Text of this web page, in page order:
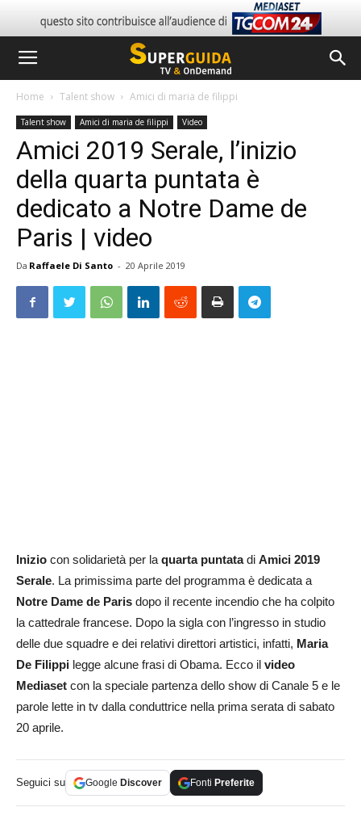
Home Talent show Amici di maria de filippi
Talent show Amici di maria de filippi Video
Amici 2019 Serale, l’inizio
della quarta puntata è
dedicato a Notre Dame de
Paris | video
Da Raffaele Di Santo - 20 Aprile 2019
Inizio con solidarietà per laquarta puntatadi Amici 2019
Serale. La primissima parte del programma è dedicata a
Notre Dame de Paris dopo il recente incendio che ha colpito
la cattedrale francese. Dopo la sigla con l’ingresso in studio
delle due squadre e dei relativi direttori artistici, infatti, Maria
De Filippi legge alcune frasi di Obama. Ecco il video
Mediaset con la speciale partenza dello show di Canale 5 e le
parole lette in tv dalla conduttrice nella prima serata di sabato
20 aprile.
Seguici su Google Discover Fonti Preferite